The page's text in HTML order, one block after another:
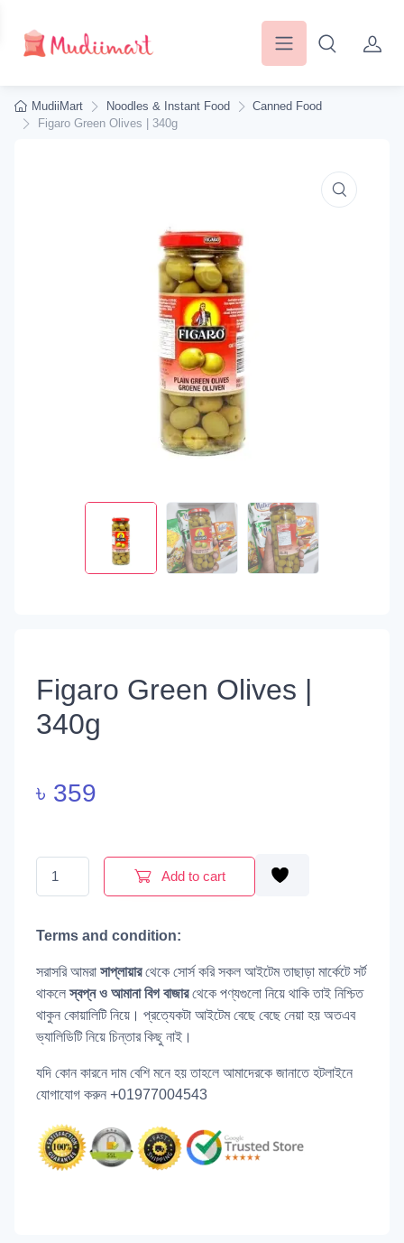
MudiiMart Noodles & Instant Food
Canned Food
Figaro Green Olives | 340g
Figaro Green Olives |
340g
৳ 359
Figaro Green Olives | 340g quantity
Add to cart
Terms and condition:
সরাসরি আমরা সাপ্লায়ারথেকে সোর্স করি সকল আইটেম তাছাড়া মার্কেটে সর্ট
থাকলেস্বপ্ন ও আমানা বিগ বাজারথেকে পণ্যগুলো নিয়ে থাকি তাই নিশ্চিত
থাকুন কোয়ালিটি নিয়ে। প্রত্যেকটা আইটেম বেছে বেছে নেয়া হয় অতএব
ভ্যালিডিটি নিয়ে চিন্তার কিছু নাই।
যদি কোন কারনে দাম বেশি মনে হয় তাহলে আমাদেরকে জানাতে হটলাইনে
যোগাযোগ করুন +01977004543